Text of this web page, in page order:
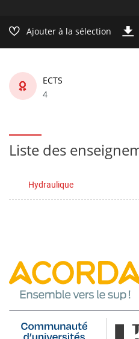
Ajouter à la sélection
ECTS
4
Liste des
Hydraulique